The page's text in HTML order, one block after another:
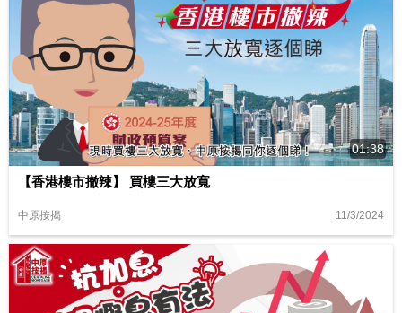
01:38
【香港樓市撤辣】 買樓三大放寬
中原按揭 11/3/2024